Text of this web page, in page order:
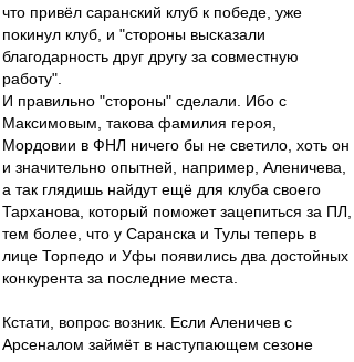
что привёл саранский клуб к победе, уже
покинул клуб, и "стороны высказали
благодарность друг другу за совместную
работу".
И правильно "стороны" сделали. Ибо с
Максимовым, такова фамилия героя,
Мордовии в ФНЛ ничего бы не светило, хоть он
и значительно опытней, например, Аленичева,
а так глядишь найдут ещё для клуба своего
Тарханова, который поможет зацепиться за ПЛ,
тем более, что у Саранска и Тулы теперь в
лице Торпедо и Уфы появились два достойных
конкурента за последние места.
Кстати, вопрос возник. Если Аленичев с
Арсеналом займёт в наступающем сезоне